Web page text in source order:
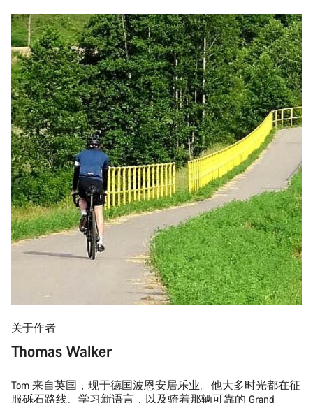
关于作者
Thomas Walker
Tom 来自英国，现于德国波恩安居乐业。他大多时光都在征
服砾石路线、学习新语言，以及骑着那辆可靠的 Grand